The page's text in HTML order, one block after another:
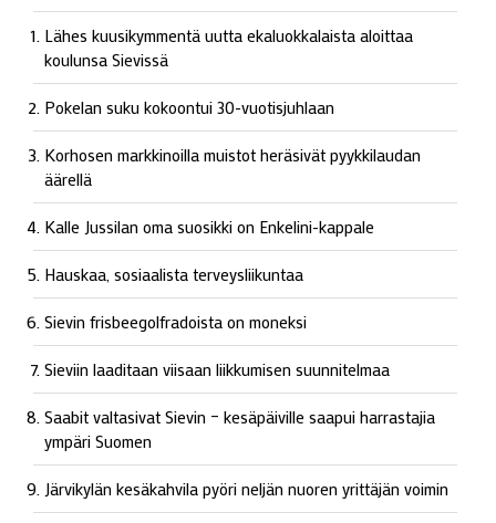
Lähes kuusikymmentä uutta ekaluokkalaista aloittaa
koulunsa Sievissä
Pokelan suku kokoontui 30-vuotisjuhlaan
Korhosen markkinoilla muistot heräsivät pyykkilaudan
äärellä
Kalle Jussilan oma suosikki on Enkelini-kappale
Hauskaa, sosiaalista terveysliikuntaa
Sievin frisbeegolfradoista on moneksi
Sieviin laaditaan viisaan liikkumisen suunnitelmaa
Saabit valtasivat Sievin – kesäpäiville saapui harrastajia
ympäri Suomen
Järvikylän kesäkahvila pyöri neljän nuoren yrittäjän voimin